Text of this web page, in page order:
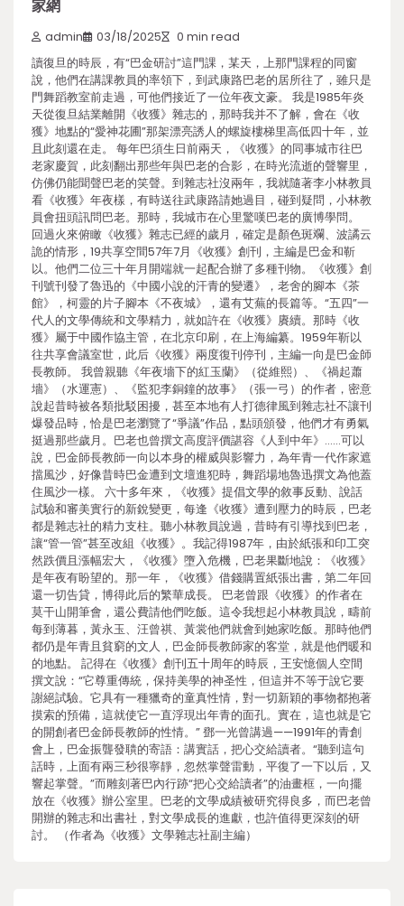
家網
admin 03/18/2025 0 min read
讀復旦的時辰，有“巴金研討”這門課，某天，上那門課程的同窗
說，他們在講課教員的率領下，到武康路巴老的居所往了，雖只是
門舞蹈教室前走過，可他們接近了一位年夜文豪。 我是1985年炎
天從復旦結業離開《收獲》雜志的，那時我并不了解，會在《收
獲》地點的“愛神花圃”那架漂亮誘人的螺旋樓梯里高低四十年，並
且此刻還在走。 每年巴須生日前兩天，《收獲》的同事城市往巴
老家慶賀，此刻翻出那些年與巴老的合影，在時光流逝的聲響里，
仿佛仍能聞聲巴老的笑聲。到雜志社沒兩年，我就隨著李小林教員
看《收獲》年夜樣，有時送往武康路請她過目，碰到疑問，小林教
員會扭頭訊問巴老。那時，我城市在心里驚嘆巴老的廣博學問。
回過火來俯瞰《收獲》雜志已經的歲月，確定是顏色斑斕、波譎云
詭的情形，19共享空間57年7月《收獲》創刊，主編是巴金和靳
以。他們二位三十年月開端就一起配合辦了多種刊物。《收獲》創
刊號刊發了魯迅的《中國小說的汗青的變遷》，老舍的腳本《茶
館》，柯靈的片子腳本《不夜城》，還有艾蕪的長篇等。“五四”一
代人的文學傳統和文學精力，就如許在《收獲》賡續。那時《收
獲》屬于中國作協主管，在北京印刷，在上海編纂。1959年靳以
往共享會議室世，此后《收獲》兩度復刊停刊，主編一向是巴金師
長教師。 我曾親聽《年夜墻下的紅玉蘭》（從維熙）、《禍起蕭
墻》（水運憲）、《監犯李銅鐘的故事》（張一弓）的作者，密意
說起昔時被各類批駁困擾，甚至本地有人打德律風到雜志社不讓刊
爆發品時，恰是巴老瀏覽了“爭議”作品，點頭頒發，他們才有勇氣
挺過那些歲月。巴老也曾撰文高度評價諶容《人到中年》……可以
說，巴金師長教師一向以本身的權威與影響力，為年青一代作家遮
擋風沙，好像昔時巴金遭到文壇進犯時，舞蹈場地魯迅撰文為他蓋
住風沙一樣。 六十多年來，《收獲》提倡文學的敘事反動、說話
試驗和審美實行的新銳變更，每逢《收獲》遭到壓力的時辰，巴老
都是雜志社的精力支柱。聽小林教員說過，昔時有引導找到巴老，
讓“管一管”甚至改組《收獲》。我記得1987年，由於紙張和印工突
然跌價且漲幅宏大，《收獲》墮入危機，巴老果斷地說：《收獲》
是年夜有盼望的。那一年，《收獲》借錢購置紙張出書，第二年回
還一切告貸，博得此后的繁華成長。 巴老曾跟《收獲》的作者在
莫干山開筆會，還公費請他們吃飯。這令我想起小林教員說，疇前
每到薄暮，黃永玉、汪曾祺、黃裳他們就會到她家吃飯。那時他們
都仍是年青且貧窮的文人，巴金師長教師家的客堂，就是他們暖和
的地點。 記得在《收獲》創刊五十周年的時辰，王安憶個人空間
撰文說：“它尊重傳統，保持美學的神圣性，但這并不等于說它要
謝絕試驗。它具有一種獵奇的童真性情，對一切新穎的事物都抱著
摸索的預備，這就使它一直浮現出年青的面孔。實在，這也就是它
的開創者巴金師長教師的性情。” 鄧一光曾講過——1991年的青創
會上，巴金振聾發聵的寄語：講實話，把心交給讀者。“聽到這句
話時，上面有兩三秒很寧靜，忽然掌聲雷動，平復了一下以后，又
響起掌聲。”而雕刻著巴內行跡“把心交給讀者”的油畫框，一向擺
放在《收獲》辦公室里。巴老的文學成績被研究得良多，而巴老曾
開辦的雜志和出書社，對文學成長的進獻，也許值得更深刻的研
討。 （作者為《收獲》文學雜志社副主編）